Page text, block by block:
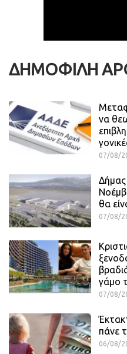
ΔΗΜΟΦΙΛΗ
να
07/08/
Δήμας
θα
07/08/
γάμο
07/08/
πάνε
06/08/